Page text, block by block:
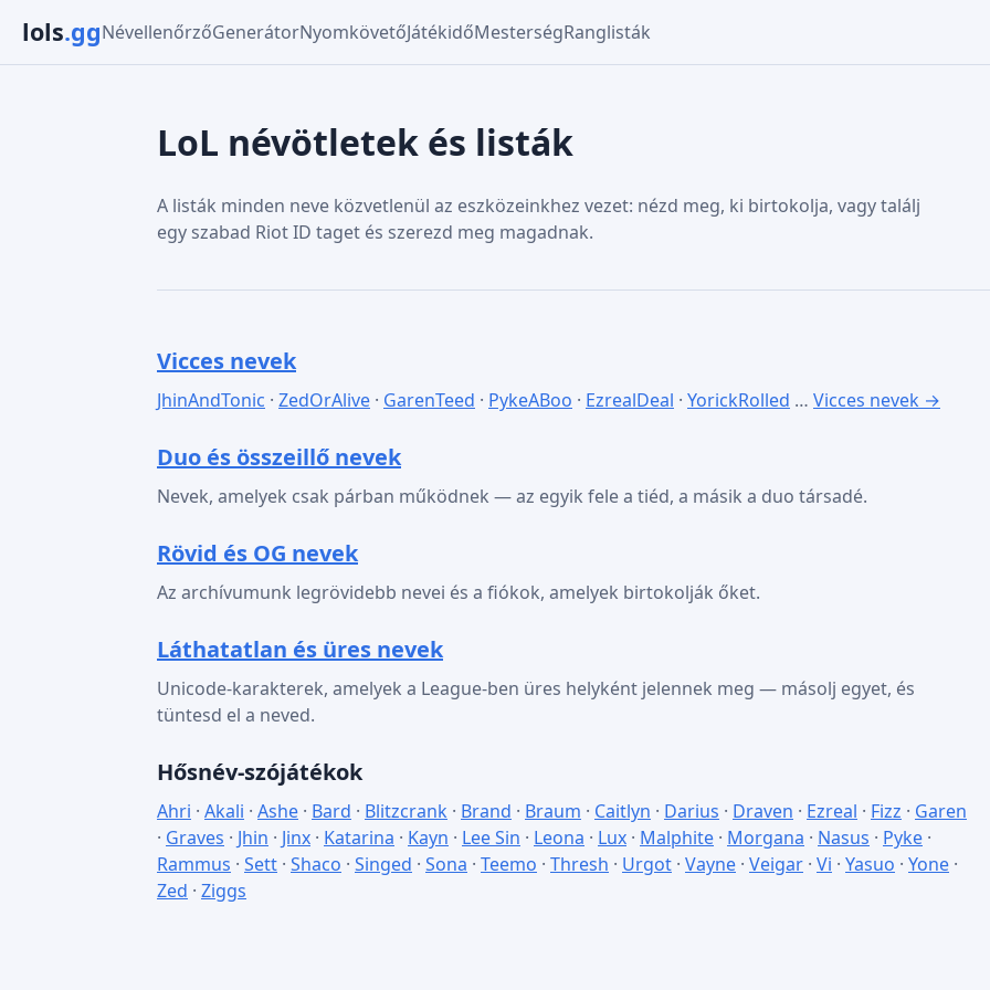
lols.ggNévellenőrzőGenerátorNyomkövetőJátékidőMesterségRanglisták
LoL névötletek és listák
A listák minden neve közvetlenül az eszközeinkhez vezet: nézd meg, ki birtokolja, vagy találj
egy szabad Riot ID taget és szerezd meg magadnak.
Vicces nevek
JhinAndTonic · ZedOrAlive · GarenTeed · PykeABoo · EzrealDeal · YorickRolled … Vicces nevek →
Duo és összeillő nevek
Nevek, amelyek csak párban működnek — az egyik fele a tiéd, a másik a duo társadé.
Rövid és OG nevek
Az archívumunk legrövidebb nevei és a fiókok, amelyek birtokolják őket.
Láthatatlan és üres nevek
Unicode-karakterek, amelyek a League-ben üres helyként jelennek meg — másolj egyet, és
tüntesd el a neved.
Hősnév-szójátékok
Ahri · Akali · Ashe · Bard · Blitzcrank · Brand · Braum · Caitlyn · Darius · Draven · Ezreal · Fizz · Garen
· Graves · Jhin · Jinx · Katarina · Kayn · Lee Sin · Leona · Lux · Malphite · Morgana · Nasus · Pyke ·
Rammus · Sett · Shaco · Singed · Sona · Teemo · Thresh · Urgot · Vayne · Veigar · Vi · Yasuo · Yone ·
Zed · Ziggs